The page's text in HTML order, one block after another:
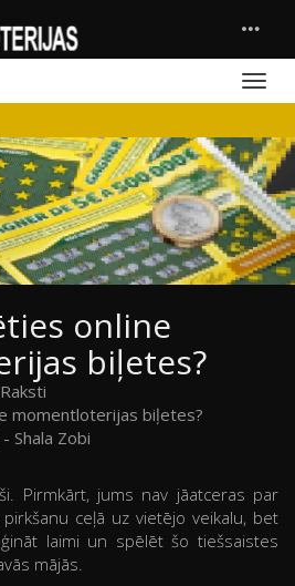
online
biļetes?
Raksti
momentloterijas biļetes?
Shala Zobi
Pirmkārt, jums nav jāatceras par
ceļā uz vietējo veikalu, bet
laimi un spēlēt šo tiešsaistes
mājās.